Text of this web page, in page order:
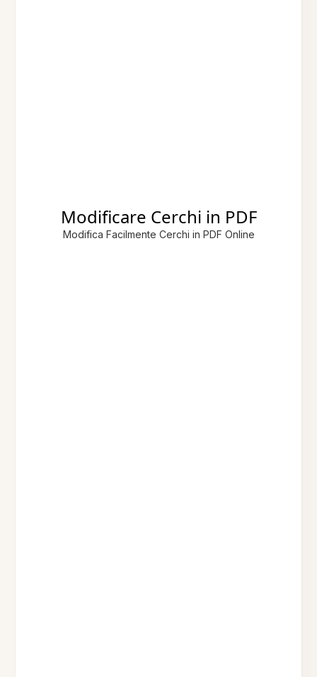
Modificare Cerchi in PDF
Modifica Facilmente Cerchi in PDF Online